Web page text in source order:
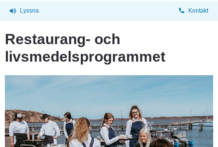
Lyssna Kontakt
Restaurang- och
livsmedelsprogrammet